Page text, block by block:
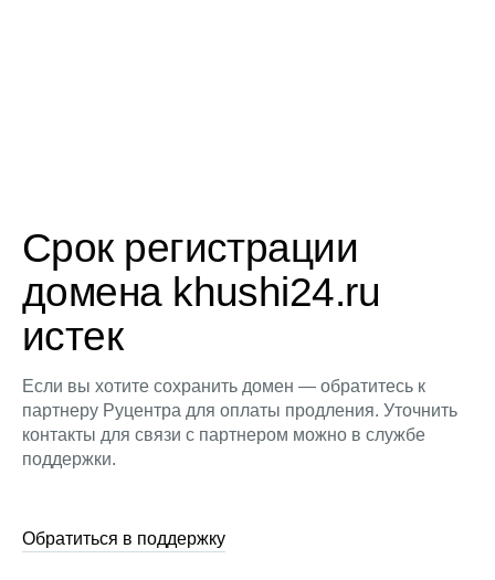
Срок регистрации
домена khushi24.ru
истек
Если вы хотите сохранить домен — обратитесь к
партнеру Руцентра для оплаты продления. Уточнить
контакты для связи с партнером можно в службе
поддержки.
Обратиться в поддержку